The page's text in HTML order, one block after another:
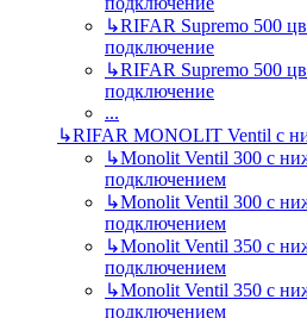
↳RIFAR Supremo 500
подключение
↳RIFAR Supremo 500
подключение
...
↳RIFAR MONOLIT Ventil с
↳Monolit Ventil 300 с
подключением
↳Monolit Ventil 300 с
подключением
↳Monolit Ventil 350 с
подключением
↳Monolit Ventil 350 с
подключением